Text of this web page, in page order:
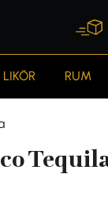
LIKÖR RUM